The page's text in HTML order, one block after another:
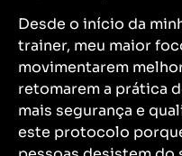
Desde o início da
trainer, meu maior
movimentarem
retomarem a prática
mais segurança e
este protocolo